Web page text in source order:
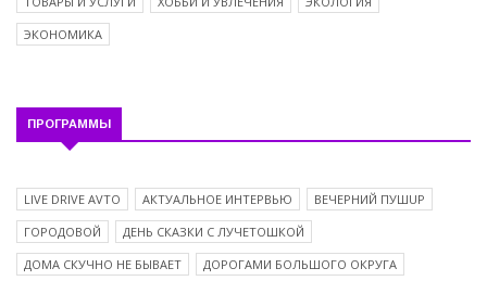
ЭКОНОМИКА
ПРОГРАММЫ
LIVE DRIVE AVTO АКТУАЛЬНОЕ ИНТЕРВЬЮ
ВЕЧЕРНИЙ ПУШUP
ГОРОДОВОЙ
ДЕНЬ СКАЗКИ С ЛУЧЕТОШКОЙ
ДОМА СКУЧНО НЕ БЫВАЕТ
ДОРОГАМИ БОЛЬШОГО ОКРУГА